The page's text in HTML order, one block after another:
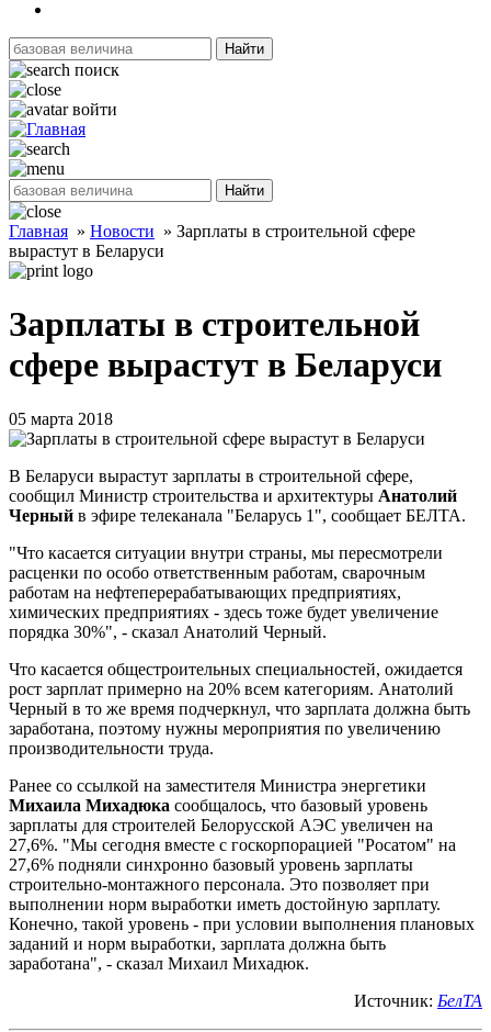
Найти
поиск
войти
Найти
Главная » Новости » Зарплаты в строительной сфере
вырастут в Беларуси
Зарплаты в строительной
сфере вырастут в Беларуси
05 марта 2018
В Беларуси вырастут зарплаты в строительной сфере,
сообщил Министр строительства и архитектуры Анатолий
Черный в эфире телеканала "Беларусь 1", сообщает БЕЛТА.
"Что касается ситуации внутри страны, мы пересмотрели
расценки по особо ответственным работам, сварочным
работам на нефтеперерабатывающих предприятиях,
химических предприятиях - здесь тоже будет увеличение
порядка 30%", - сказал Анатолий Черный.
Что касается общестроительных специальностей, ожидается
рост зарплат примерно на 20% всем категориям. Анатолий
Черный в то же время подчеркнул, что зарплата должна быть
заработана, поэтому нужны мероприятия по увеличению
производительности труда.
Ранее со ссылкой на заместителя Министра энергетики
Михаила Михадюка сообщалось, что базовый уровень
зарплаты для строителей Белорусской АЭС увеличен на
27,6%. "Мы сегодня вместе с госкорпорацией "Росатом" на
27,6% подняли синхронно базовый уровень зарплаты
строительно-монтажного персонала. Это позволяет при
выполнении норм выработки иметь достойную зарплату.
Конечно, такой уровень - при условии выполнения плановых
заданий и норм выработки, зарплата должна быть
заработана", - сказал Михаил Михадюк.
Источник: БелТА